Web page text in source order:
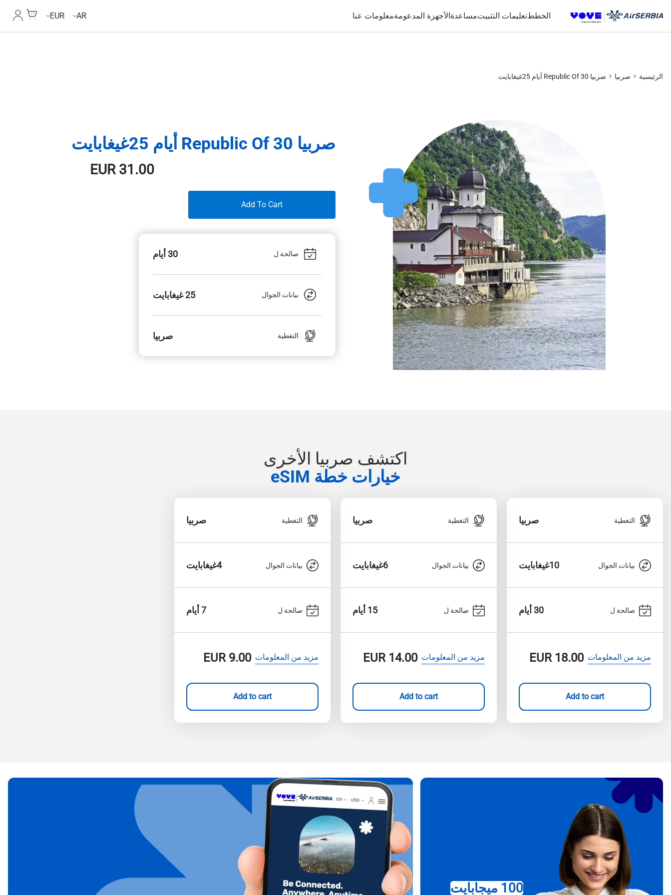
الخططتعليمات التثبيتمساعدةالأجهزة المدعومةمعلومات عنا AR
EUR
حسابي
الرئيسية صربيا صربيا Republic Of 30 أيام 25غيغابايت
صربيا Republic Of 30 أيام 25غيغابايت
EUR31.00
Add To Cart
صالحة ل 30 أيام
بيانات الجوال 25 غيغابايت
التغطية صربيا
اكتشف صربيا الأخرى
خيارات خطة eSIM
التغطية صربيا
بيانات الجوال 10غيغابايت
صالحة ل 30 أيام
مزيد من المعلومات EUR18.00
Add to cart
التغطية صربيا
بيانات الجوال 6غيغابايت
صالحة ل 15 أيام
مزيد من المعلومات EUR14.00
Add to cart
التغطية صربيا
بيانات الجوال 4غيغابايت
صالحة ل 7 أيام
مزيد من المعلومات EUR9.00
Add to cart
100 ميجابايت